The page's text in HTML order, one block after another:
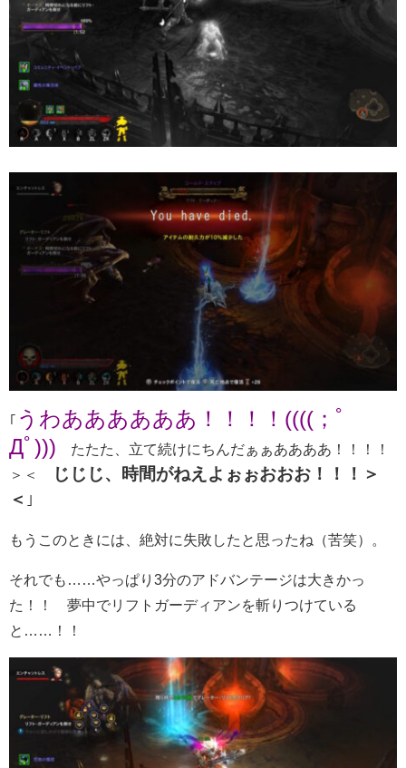
うわああああああ！！！！((((；ﾟ
Дﾟ))) たたた、立て続けにちんだぁぁああああ！！！！
＞＜
じじじ、時間がねえよぉぉおおお！！！＞
＜ ｣
もうこのときには、絶対に失敗したと思ったね（苦笑）。
それでも……やっぱり3分のアドバンテージは大きかっ
た！！ 夢中でリフトガーディアンを斬りつけている
と……！！